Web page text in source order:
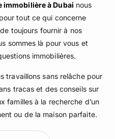
immobilière à Dubai nous
tout ce qui concerne
toujours fournir à nos
sommes là pour vous et
immobilières.
travaillons sans relâche pour
tracas et des conseils sur
familles à la recherche d’un
ou de la maison parfaite.